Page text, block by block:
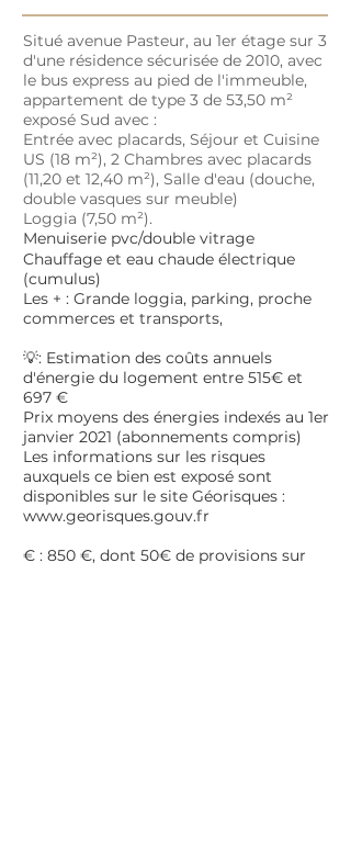
Situé avenue Pasteur, au 1er étage sur 3
d'une résidence sécurisée de 2010, avec
le bus express au pied de l'immeuble,
appartement de type 3 de 53,50 m²
exposé Sud avec :
Entrée avec placards, Séjour et Cuisine
US (18 m²), 2 Chambres avec placards
(11,20 et 12,40 m²), Salle d'eau (douche,
double vasques sur meuble)
Loggia (7,50 m²).
Menuiserie pvc/double vitrage
Chauffage et eau chaude électrique
(cumulus)
Les + : Grande loggia, parking, proche
commerces et transports,
💡: Estimation des coûts annuels
d'énergie du logement entre 515€ et
697 €
Prix moyens des énergies indexés au 1er
janvier 2021 (abonnements compris)
Les informations sur les risques
auxquels ce bien est exposé sont
disponibles sur le site Géorisques :
www.georisques.gouv.fr
€ : 850 €, dont 50€ de provisions sur